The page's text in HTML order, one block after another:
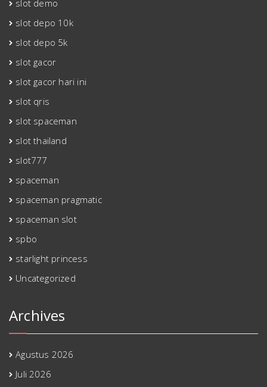
slot demo
slot depo 10k
slot depo 5k
slot gacor
slot gacor hari ini
slot qris
slot spaceman
slot thailand
slot777
spaceman
spaceman pragmatic
spaceman slot
spbo
starlight princess
Uncategorized
Archives
Agustus 2026
Juli 2026